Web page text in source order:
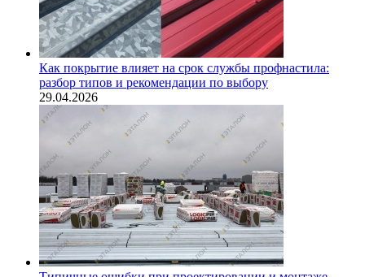
Как покрытие влияет на срок службы профнастила:
разбор типов и рекомендации по выбору
29.04.2026